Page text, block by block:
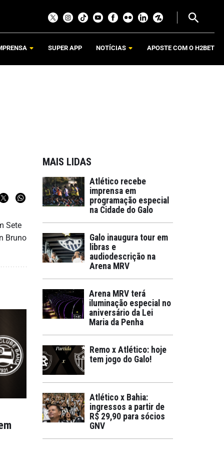
SUPER APP NOTÍCIAS APOSTE COM O H2BET
Sete
Bruno
MAIS LIDAS
Atlético recebe
imprensa em
programação especial
na Cidade do Galo
Galo inaugura tour em
libras e
audiodescrição na
Arena MRV
Arena MRV terá
iluminação especial no
aniversário da Lei
Maria da Penha
Remo x Atlético: hoje
tem jogo do Galo!
Atlético x Bahia:
ingressos a partir de
R$ 29,90 para sócios
GNV